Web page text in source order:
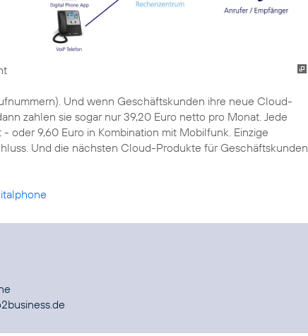
Und wenn Geschäftskunden ihre neue Cloud-
zahlen sie sogar nur 39,20 Euro netto pro Monat. Jede
oder 9,60 Euro in Kombination mit Mobilfunk. Einzige
Und die nächsten Cloud-Produkte für Geschäftskunden